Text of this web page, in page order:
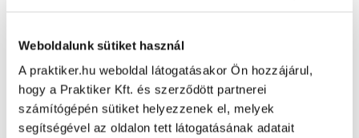
Weboldalunk sütiket használ
A praktiker.hu weboldal látogatásakor Ön hozzájárul,
hogy a Praktiker Kft. és szerződött partnerei
számítógépén sütiket helyezzenek el, melyek
segítségével az oldalon tett látogatásának adatait
Oldal újratöltése